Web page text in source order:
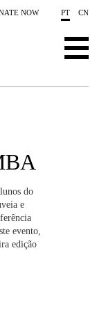
NOW PT CN
do
e
evento,
edição